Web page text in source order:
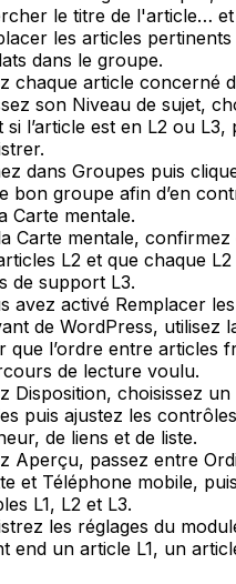
le titre de l'article…
les articles pertinents
dans le groupe.
chaque article concerné
son Niveau de sujet,
si l’article est en L2 ou L3,
.
dans Groupes puis
bon groupe afin d’en
Carte mentale.
Carte mentale, confirmez
L2 et que chaque L2
de support L3.
avez activé Remplacer
de WordPress, utilisez
que l’ordre entre articles
de lecture voulu.
Disposition, choisissez
puis ajustez les
de liens et de liste.
Aperçu, passez entre
et Téléphone mobile,
L1, L2 et L3.
les réglages du
end un article L1, un